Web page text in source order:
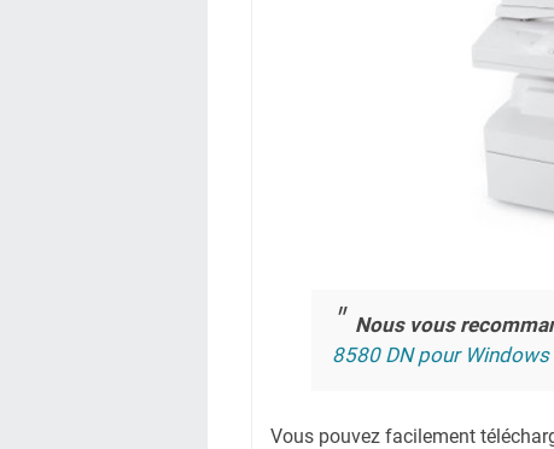
Nous vous
8580 DN pour
Vous pouvez facilement